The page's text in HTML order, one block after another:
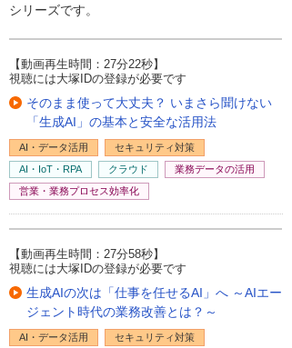
シリーズです。​
【動画再生時間：27分22秒】
視聴には大塚IDの登録が必要です
そのまま使って大丈夫？ いまさら聞けない
「生成AI」の基本と安全な活用法
AI・データ活用
セキュリティ対策
AI・IoT・RPA
クラウド
業務データの活用
営業・業務プロセス効率化
【動画再生時間：27分58秒】
視聴には大塚IDの登録が必要です
生成AIの次は「仕事を任せるAI」へ ～AIエー
ジェント時代の業務改善とは？～
AI・データ活用
セキュリティ対策